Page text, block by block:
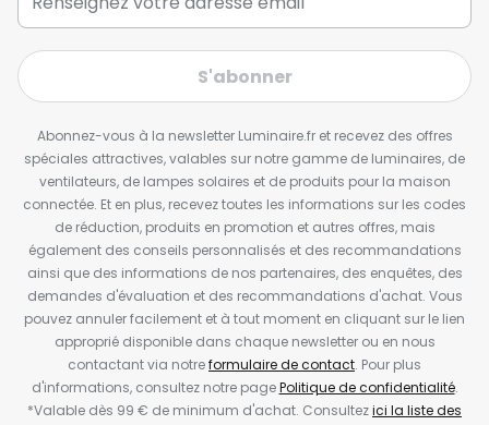
S'abonner
Abonnez-vous à la newsletter Luminaire.fr et recevez des offres
spéciales attractives, valables sur notre gamme de luminaires, de
ventilateurs, de lampes solaires et de produits pour la maison
connectée. Et en plus, recevez toutes les informations sur les codes
de réduction, produits en promotion et autres offres, mais
également des conseils personnalisés et des recommandations
ainsi que des informations de nos partenaires, des enquêtes, des
demandes d'évaluation et des recommandations d'achat. Vous
pouvez annuler facilement et à tout moment en cliquant sur le lien
approprié disponible dans chaque newsletter ou en nous
contactant via notreformulaire de contact. Pour plus
d'informations, consultez notre pagePolitique de confidentialité.
*Valable dès 99 € de minimum d'achat. Consultezici la liste des